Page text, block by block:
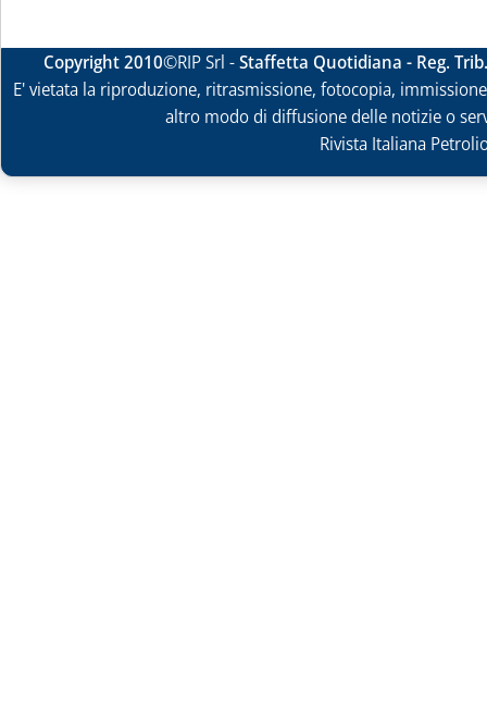
Copyright 2010©RIP Srl -Staffetta Quotidiana - Reg.
E' vietata la riproduzione, ritrasmissione, fotocopia,
altro modo di diffusione delle notizie o
Rivista Italiana